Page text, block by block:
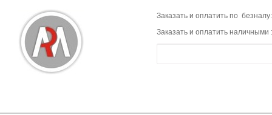
Заказать и оплатить по
Заказать и оплатить наличными